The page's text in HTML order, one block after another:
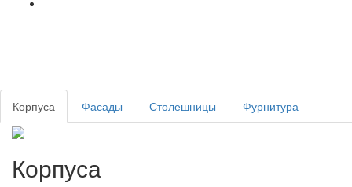
Корпуса Фасады Столешницы Фурнитура
Корпуса